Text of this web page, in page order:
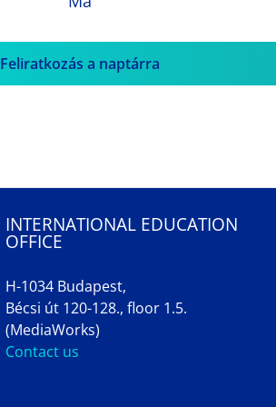
Feliratkozás a naptárra
INTERNATIONAL EDUCATION
OFFICE
H-1034 Budapest,
Bécsi út 120-128., floor 1.5.
(MediaWorks)
Contact us